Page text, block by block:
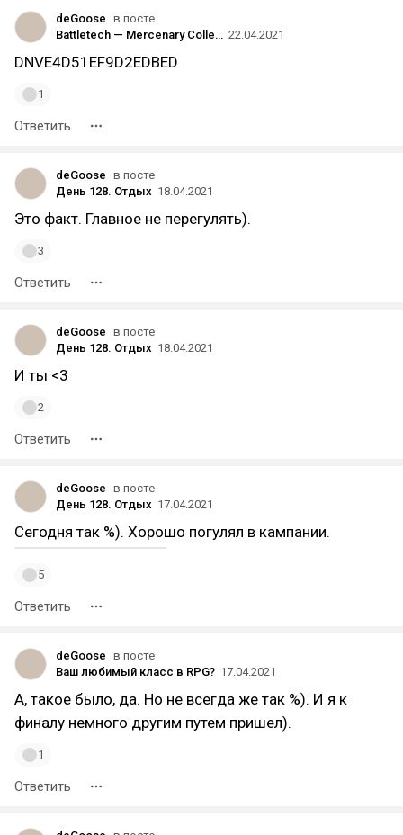
deGoose в посте
Battletech — Mercenary Collection за 239₽ в GOG 22.04.2021
DNVE4D51EF9D2EDBED
1
Ответить
deGoose в посте
День 128. Отдых 18.04.2021
Это факт. Главное не перегулять).
3
Ответить
deGoose в посте
День 128. Отдых 18.04.2021
И ты <3
2
Ответить
deGoose в посте
День 128. Отдых 17.04.2021
Сегодня так %). Хорошо погулял в кампании.
5
Ответить
deGoose в посте
Ваш любимый класс в RPG? 17.04.2021
А, такое было, да. Но не всегда же так %). И я к
финалу немного другим путем пришел).
1
Ответить